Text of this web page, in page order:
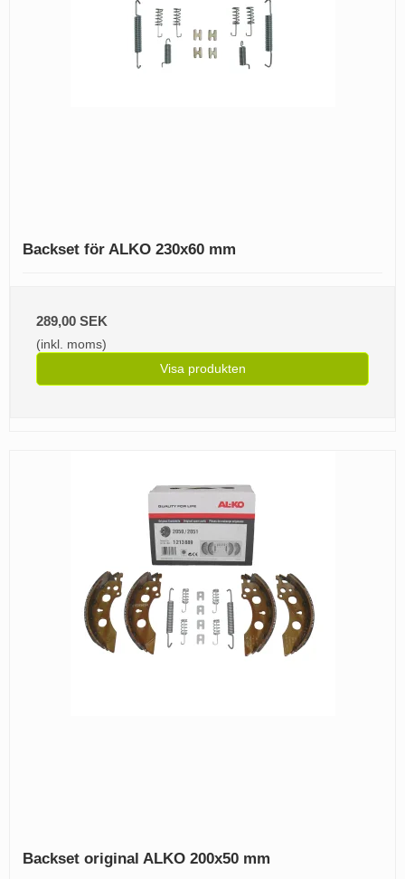
Backset för ALKO 230x60 mm
289,00 SEK
(inkl. moms)
Visa produkten
Backset original ALKO 200x50 mm